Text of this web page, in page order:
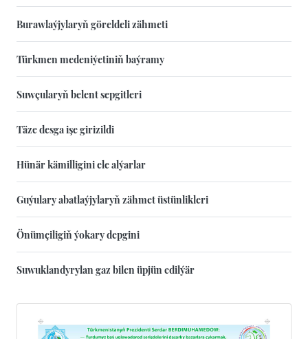
Burawlaýjylaryň göreldeli zähmeti
Türkmen medeniýetiniň baýramy
Suwçularyň belent sepgitleri
Täze desga işe girizildi
Hünär kämilligini ele alýarlar
Guýulary abatlaýjylaryň zähmet üstünlikleri
Önümçiligiň ýokary depgini
Suwuklandyrylan gaz bilen üpjün edilýär